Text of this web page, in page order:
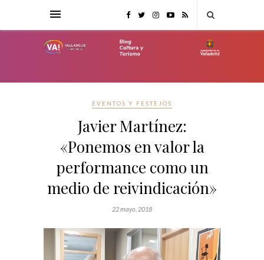
EVENTOS Y FESTEJOS
Javier Martínez:
«Ponemos en valor la
performance como un
medio de reivindicación»
22 mayo, 2018